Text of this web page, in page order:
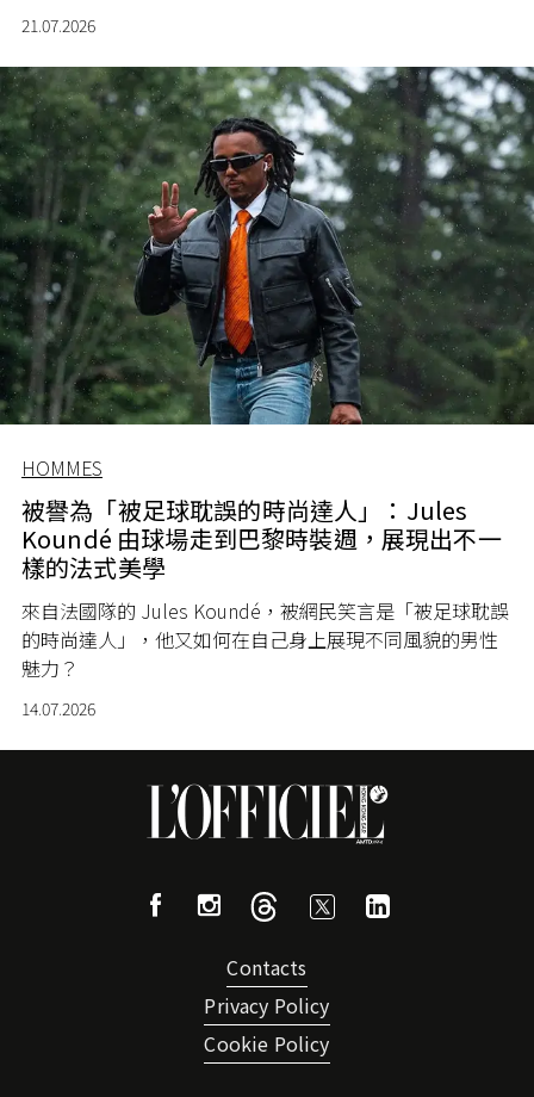
21.07.2026
HOMMES
被譽為「被足球耽誤的時尚達人」：Jules
Koundé 由球場走到巴黎時裝週，展現出不一
樣的法式美學
來自法國隊的 Jules Koundé，被網民笑言是「被足球耽誤
的時尚達人」，他又如何在自己身上展現不同風貌的男性
魅力？
14.07.2026
Contacts
Privacy Policy
Cookie Policy